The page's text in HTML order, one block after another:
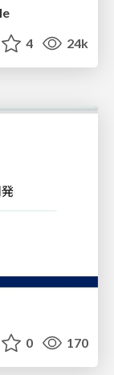
4 24k
0 170